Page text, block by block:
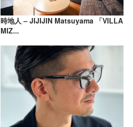
時地人 – JIJIJIN Matsuyama 「VILLA
MIZ...